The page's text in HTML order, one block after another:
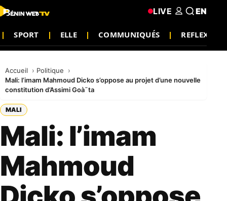
SPORT ELLE COMMUNIQUÉS REFLEXION
LIVE EN
Accueil
Politique
Mali: l’imam Mahmoud Dicko s’oppose au projet d’une nouvelle
constitution d’Assimi Goà¯ta
MALI
Mali: l’imam
Mahmoud